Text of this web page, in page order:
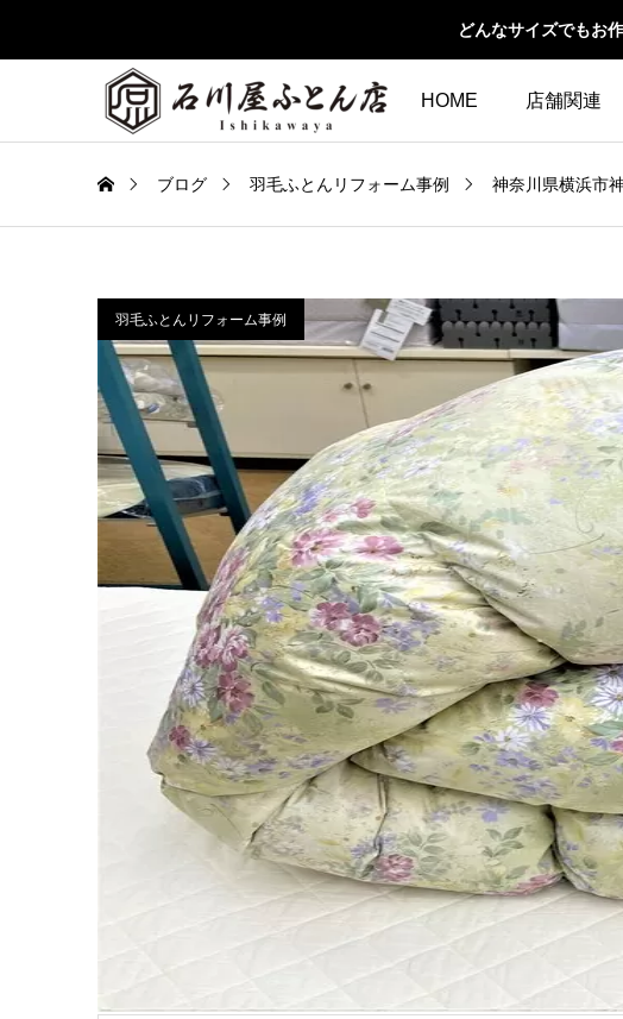
どんなサイズでもお
HOME 店舗関連
ブログ 羽毛ふとんリフォーム事例 神奈川県横浜市
羽毛ふとんリフォーム事例